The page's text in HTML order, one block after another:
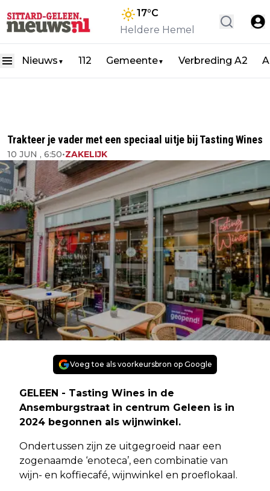
17°C
Heldere Hemel
Nieuws ▼ 112 Gemeente▼ Verbreding A2
Trakteer je vader met een speciaal uitje bij Tasting Wines
10 JUN , 6:50•ZAKELIJK
Voeg toe als voorkeursbron op Google
GELEEN - Tasting Wines in de
Ansemburgstraat in centrum Geleen is in
2024 begonnen als wijnwinkel.
Ondertussen zijn ze uitgegroeid naar een
zogenaamde ‘enoteca’, een combinatie van
wijn- en koffiecafé, wijnwinkel en proeflokaal.